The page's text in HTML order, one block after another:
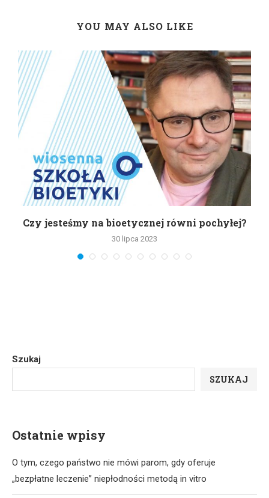
YOU MAY ALSO LIKE
Czy jesteśmy na bioetycznej równi pochyłej?
30 lipca 2023
Szukaj
SZUKAJ
Ostatnie wpisy
O tym, czego państwo nie mówi parom, gdy oferuje
„bezpłatne leczenie” niepłodności metodą in vitro